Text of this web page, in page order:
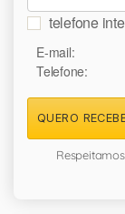
telefone
E-mail:
Telefone:
QUERO